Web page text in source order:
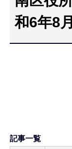
和6年8
記事一覧